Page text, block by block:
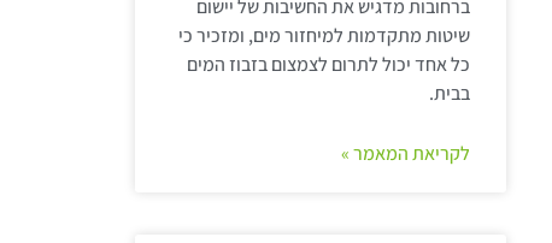
ברחובות מדגיש את החשיבות של יישום
שיטות מתקדמות למיחזור מים, ומזכיר כי
כל אחד יכול לתרום לצמצום בזבוז המים
בבית.
לקריאת המאמר »